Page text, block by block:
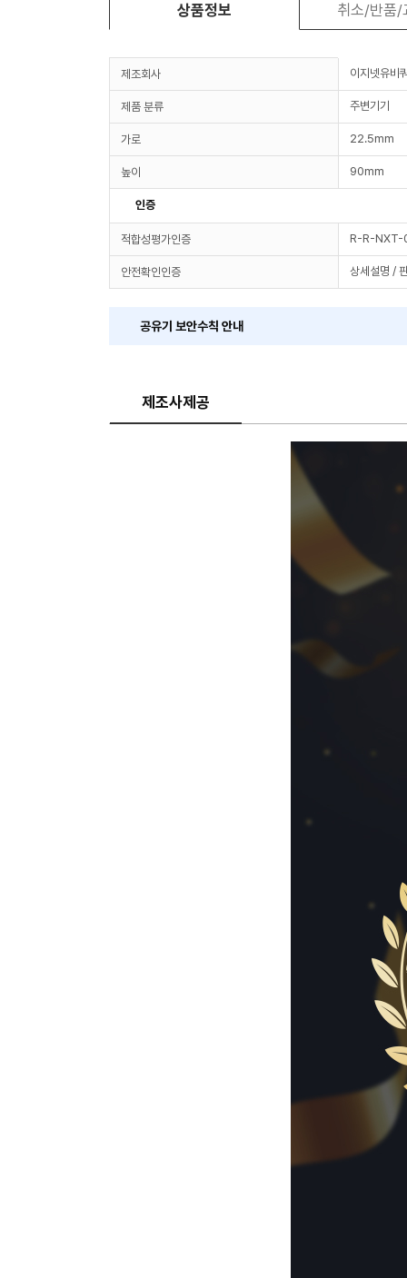
상품정보 취소/반품/
제조회사 이지넷유비
제품 분류 주변기기
가로 22.5mm
높이 90mm
인증
적합성평가인증 R-R-
안전확인인증 상세설명 /
공유기 보안수칙 안내
제조사제공